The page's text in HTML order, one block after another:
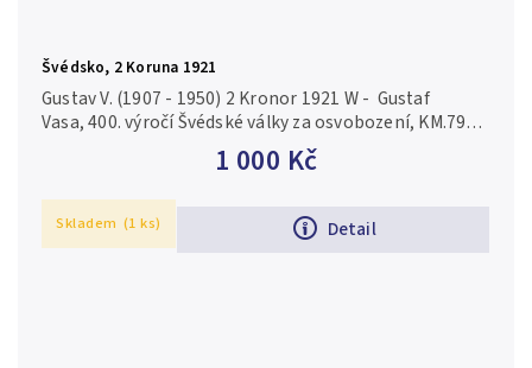
Švédsko, 2 Koruna 1921
1 000 Kč
Detail
Gustav V. (1907 - 1950) 2 Kronor 1921 W - Gustaf
Vasa, 400. výročí Švédské války za osvobození, KM.799,
luxusní zachovalost, ražební lesk, patina, nep. rysky
Skladem (1 ks)